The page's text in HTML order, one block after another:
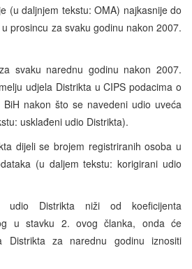
(u daljnjem tekstu: OMA) najkasnije do
prosincu za svaku godinu nakon 2007.
svaku narednu godinu nakon 2007.
udjela Distrikta u CIPS podacima o
nakon što se navedeni udio uveća
usklađeni udio Distrikta).
dijeli se brojem registriranih osoba u
(u daljem tekstu: korigirani udio
Distrikta niži od koeficijenta
u stavku 2. ovog članka, onda će
Distrikta za narednu godinu iznositi